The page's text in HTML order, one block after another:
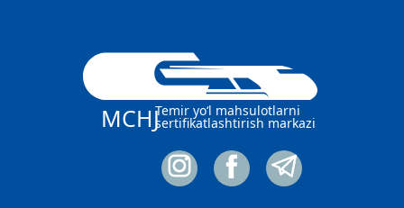
MCHJTemir yo‘l mahsulotlarni
sertifikatlashtirish markazi